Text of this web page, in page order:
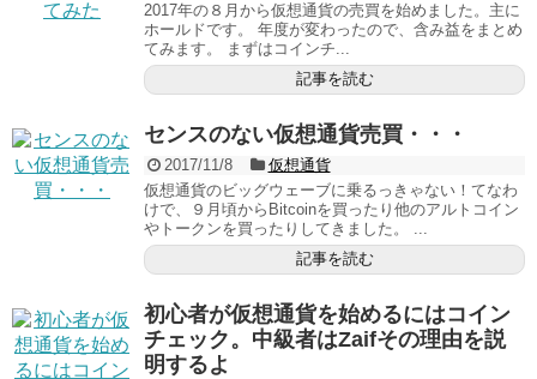
2017年の８月から仮想通貨の売買を始めました。主に
ホールドです。 年度が変わったので、含み益をまとめ
てみます。 まずはコインチ...
記事を読む
センスのない仮想通貨売買・・・
2017/11/8
仮想通貨
仮想通貨のビッグウェーブに乗るっきゃない！てなわ
けで、９月頃からBitcoinを買ったり他のアルトコイン
やトークンを買ったりしてきました。 ...
記事を読む
初心者が仮想通貨を始めるにはコイン
チェック。中級者はZaifその理由を説
明するよ